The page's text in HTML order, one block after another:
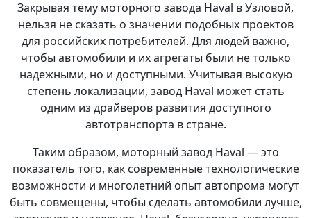
Закрывая тему моторного завода Haval в Узловой,
нельзя не сказать о значении подобных проектов
для российских потребителей. Для людей важно,
чтобы автомобили и их агрегаты были не только
надежными, но и доступными. Учитывая высокую
степень локализации, завод Haval может стать
одним из драйверов развития доступного
автотранспорта в стране.
Таким образом, моторный завод Haval — это
показатель того, как современные технологические
возможности и многолетний опыт автопрома могут
быть совмещены, чтобы сделать автомобили лучше,